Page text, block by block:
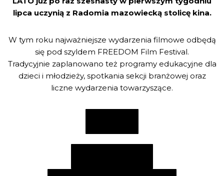
lipca uczynią z Radomia mazowiecką stolicę kina.
W tym roku najważniejsze wydarzenia filmowe odbędą
się pod szyldem FREEDOM Film Festival.
Tradycyjnie zaplanowano też programy edukacyjne dla
dzieci i młodzieży, spotkania sekcji branżowej oraz
liczne wydarzenia towarzyszące.